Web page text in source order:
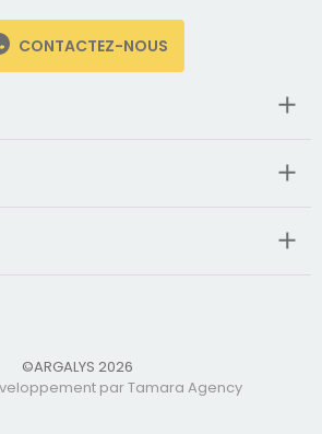
CONTACTEZ-NOUS
©ARGALYS 2026
par Tamara Agency